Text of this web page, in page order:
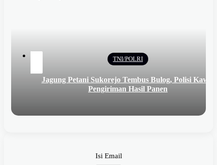
TNI/POLRI
Jagung Petani Sukorejo Tembus Bulog, Polisi Kawal
Pengiriman Hasil Panen
Isi Email